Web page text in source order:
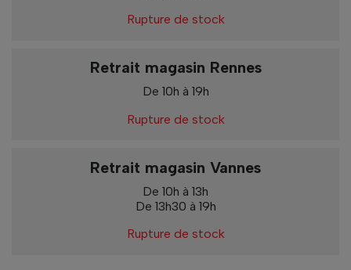
Rupture de stock
Retrait magasin Rennes
De 10h à 19h
Rupture de stock
Retrait magasin Vannes
De 10h à 13h
De 13h30 à 19h
Rupture de stock